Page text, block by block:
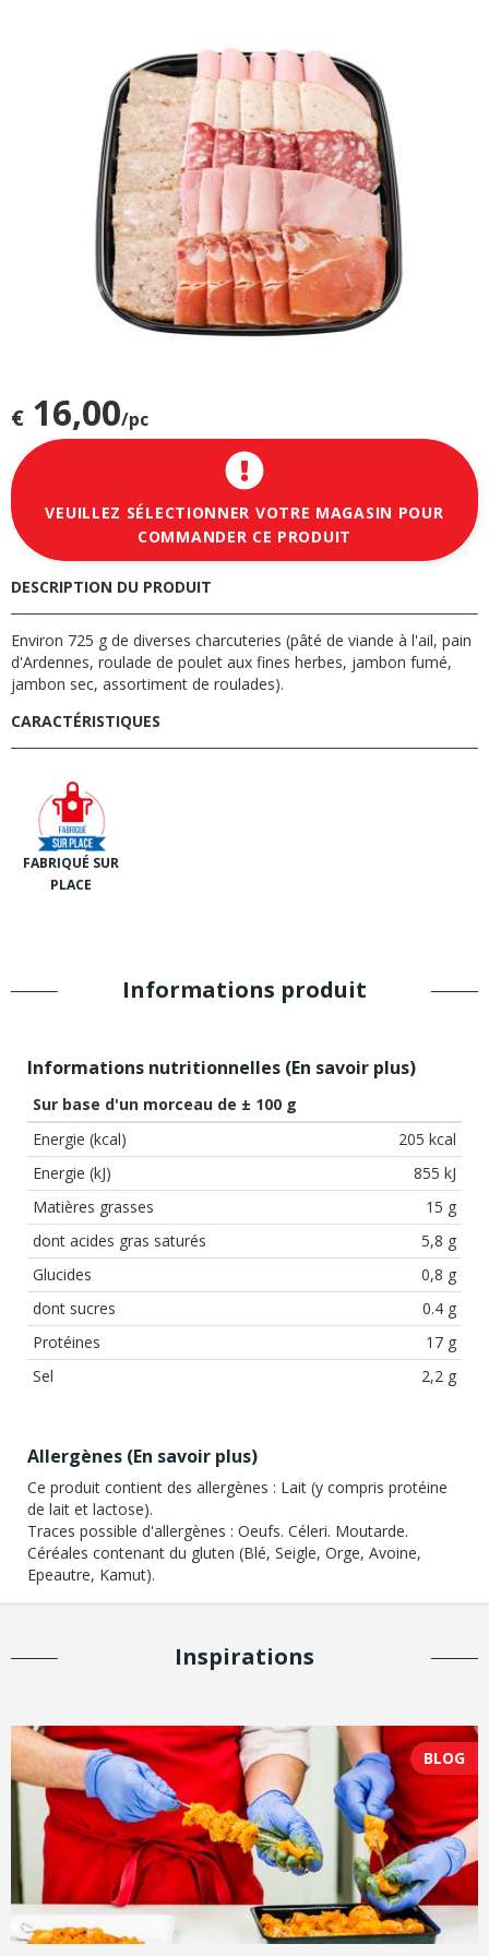
€ 16,00/pc
VEUILLEZ SÉLECTIONNER VOTRE MAGASIN POUR
COMMANDER CE PRODUIT
DESCRIPTION DU PRODUIT
Environ 725 g de diverses charcuteries (pâté de viande à l'ail, pain
d'Ardennes, roulade de poulet aux fines herbes, jambon fumé,
jambon sec, assortiment de roulades).
CARACTÉRISTIQUES
FABRIQUÉ SUR
PLACE
Informations produit
Informations nutritionnelles (En savoir plus)
Sur base d'un morceau de ± 100 g
Energie (kcal)
205 kcal
Energie (kJ)
855 kJ
Matières grasses
15 g
dont acides gras saturés
5,8 g
Glucides
0,8 g
dont sucres
0.4 g
Protéines
17 g
Sel
2,2 g
Allergènes (En savoir plus)
Ce produit contient des allergènes : Lait (y compris protéine
de lait et lactose).
Traces possible d'allergènes : Oeufs. Céleri. Moutarde.
Céréales contenant du gluten (Blé, Seigle, Orge, Avoine,
Epeautre, Kamut).
Inspirations
BLOG